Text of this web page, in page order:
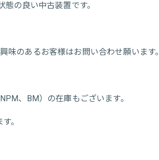
の良い中古装置です。
味のあるお客様はお問い合わせ願います。
、BM）の在庫もございます。
。